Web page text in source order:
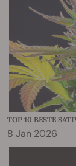
TOP 10 BESTE
8 Jan 2026